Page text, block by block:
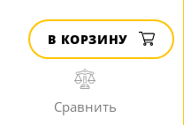
В КОРЗИНУ